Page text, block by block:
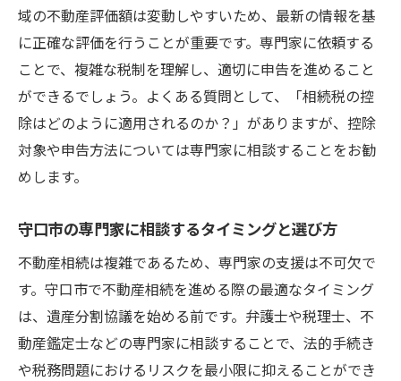
域の不動産評価額は変動しやすいため、最新の情報を基
に正確な評価を行うことが重要です。専門家に依頼する
ことで、複雑な税制を理解し、適切に申告を進めること
ができるでしょう。よくある質問として、「相続税の控
除はどのように適用されるのか？」がありますが、控除
対象や申告方法については専門家に相談することをお勧
めします。
守口市の専門家に相談するタイミングと選び方
不動産相続は複雑であるため、専門家の支援は不可欠で
す。守口市で不動産相続を進める際の最適なタイミング
は、遺産分割協議を始める前です。弁護士や税理士、不
動産鑑定士などの専門家に相談することで、法的手続き
や税務問題におけるリスクを最小限に抑えることができ